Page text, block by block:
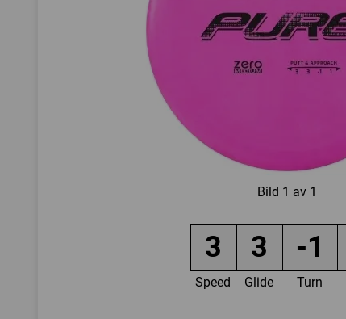
Bild 1 av 1
3 3 -1
Speed Glide Turn